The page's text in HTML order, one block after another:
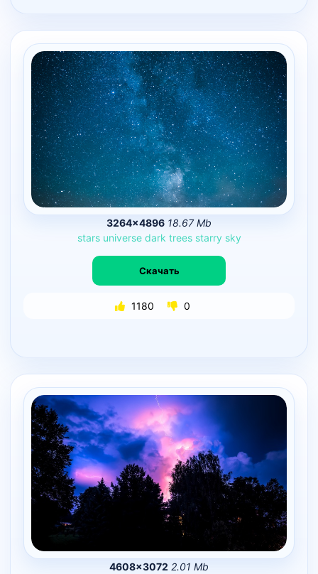
3264×4896 18.67 Mb
stars universe dark trees starry sky
Скачать
1180 0
4608×3072 2.01 Mb